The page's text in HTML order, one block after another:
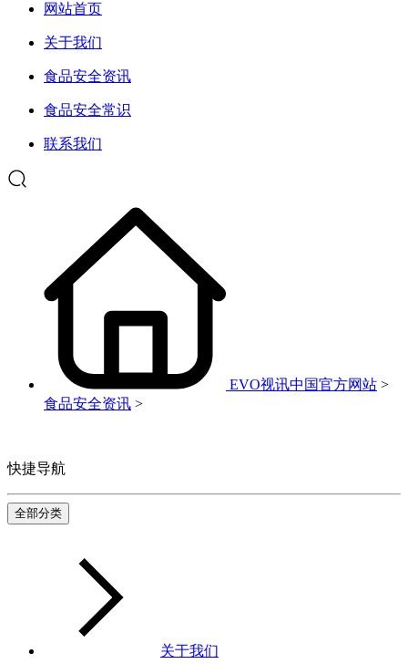
网站首页
关于我们
食品安全资讯
食品安全常识
联系我们
EVO视讯中国官方网站 >
食品安全资讯 >
快捷导航
全部分类
关于我们